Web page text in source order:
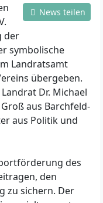
News teilen
der
symbolische
Landratsamt
übergeben.
Dr. Michael
aus Barchfeld-
aus Politik und
des
den
zu sichern. Der